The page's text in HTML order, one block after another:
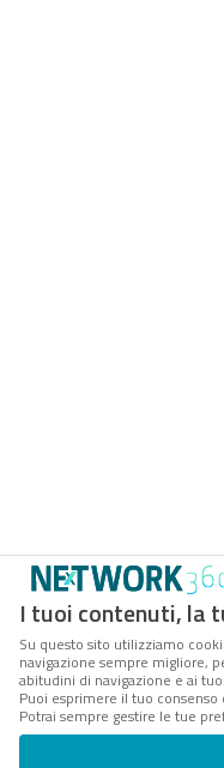
I tuoi contenuti, la
Su questo sito utilizziamo
navigazione sempre migliore,
abitudini di navigazione e ai
Puoi esprimere il tuo consenso
Potrai sempre gestire le tue